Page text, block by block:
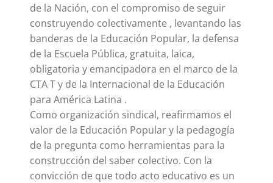
de la Nación, con el compromiso de seguir
construyendo colectivamente , levantando las
banderas de la Educación Popular, la defensa
de la Escuela Pública, gratuita, laica,
obligatoria y emancipadora en el marco de la
CTA T y de la Internacional de la Educación
para América Latina .
Como organización sindical, reafirmamos el
valor de la Educación Popular y la pedagogía
de la pregunta como herramientas para la
construcción del saber colectivo. Con la
convicción de que todo acto educativo es un